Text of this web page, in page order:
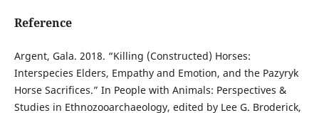
Reference
Argent, Gala. 2018. “Killing (Constructed) Horses:
Interspecies Elders, Empathy and Emotion, and the Pazyryk
Horse Sacrifices.” In People with Animals: Perspectives &
Studies in Ethnozooarchaeology, edited by Lee G. Broderick,